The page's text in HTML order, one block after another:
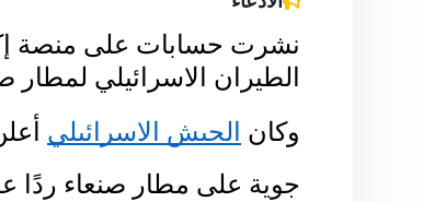
الطيران الاسرائيلي لمطار صنعاء
وكان الجيش الاسرائيلي
جوية على مطار صنعاء ردًا